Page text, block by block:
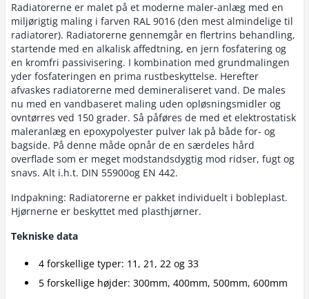
Radiatorerne er malet på et moderne maler-anlæg med en
miljørigtig maling i farven RAL 9016 (den mest almindelige til
radiatorer). Radiatorerne gennemgår en flertrins behandling,
startende med en alkalisk affedtning, en jern fosfatering og
en kromfri passivisering. I kombination med grundmalingen
yder fosfateringen en prima rustbeskyttelse. Herefter
afvaskes radiatorerne med demineraliseret vand. De males
nu med en vandbaseret maling uden opløsningsmidler og
ovntørres ved 150 grader. Så påføres de med et elektrostatisk
maleranlæg en epoxypolyester pulver lak på både for- og
bagside. På denne måde opnår de en særdeles hård
overflade som er meget modstandsdygtig mod ridser, fugt og
snavs. Alt i.h.t. DIN 55900og EN 442.
Indpakning: Radiatorerne er pakket individuelt i bobleplast.
Hjørnerne er beskyttet med plasthjørner.
Tekniske data
4 forskellige typer: 11, 21, 22 og 33
5 forskellige højder: 300mm, 400mm, 500mm, 600mm